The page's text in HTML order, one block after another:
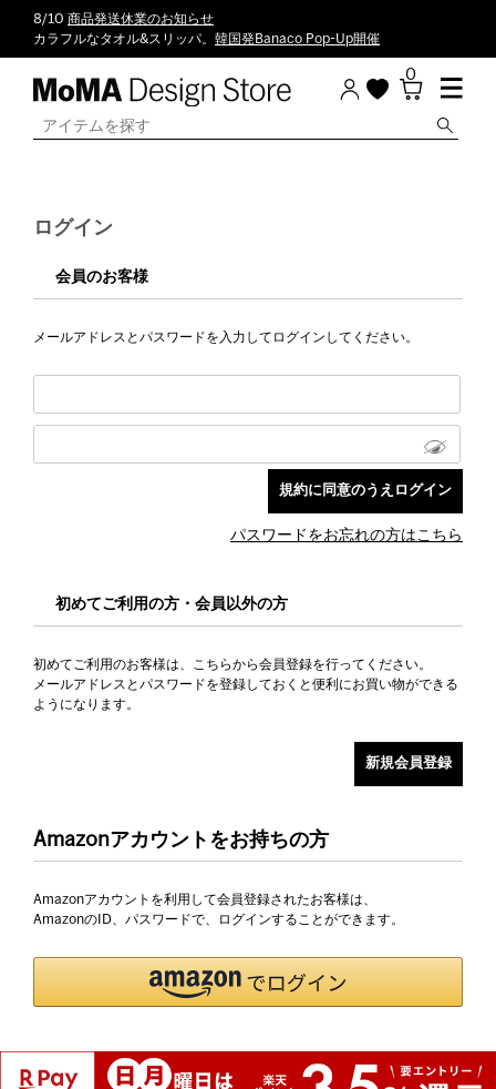
8/10 商品発送休業のお知らせ
カラフルなタオル&スリッパ。 韓国発Banaco Pop-Up開催
0
ログイン
会員のお客様
メールアドレスとパスワードを入力してログインしてください。
パスワードをお忘れの方はこちら
初めてご利用の方・会員以外の方
初めてご利用のお客様は、こちらから会員登録を行ってください。
メールアドレスとパスワードを登録しておくと便利にお買い物ができる
ようになります。
Amazonアカウントをお持ちの方
Amazonアカウントを利用して会員登録されたお客様は、
AmazonのID、パスワードで、ログインすることができます。